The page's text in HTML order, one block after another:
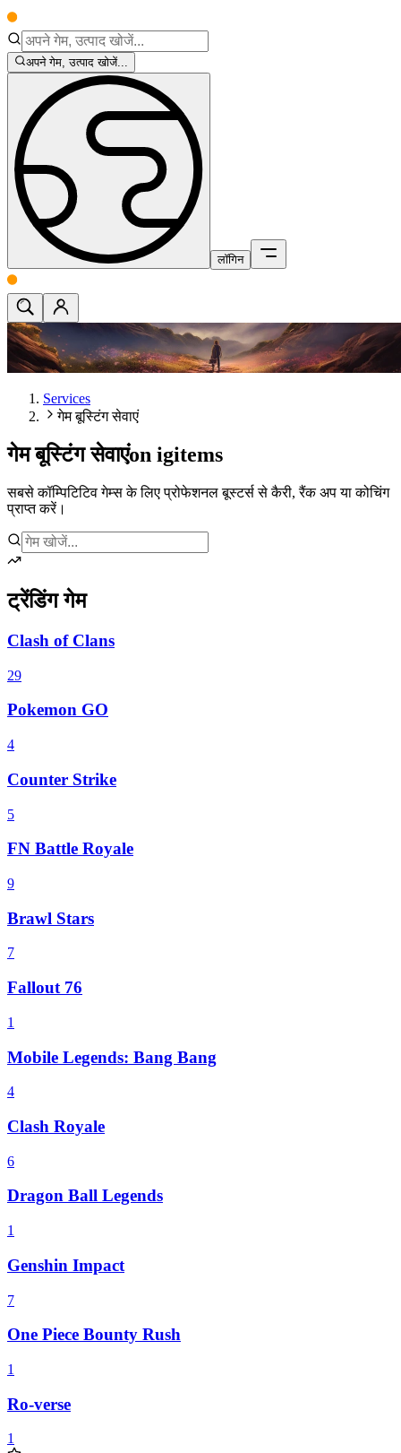
अपने गेम, उत्पाद खोजें...
लॉगिन
Services
गेम बूस्टिंग सेवाएं
गेम बूस्टिंग सेवाएंon igitems
सबसे कॉम्पिटिटिव गेम्स के लिए प्रोफेशनल बूस्टर्स से कैरी, रैंक अप या कोचिंग
प्राप्त करें।
ट्रेंडिंग गेम
Clash of Clans
29
Pokemon GO
4
Counter Strike
5
FN Battle Royale
9
Brawl Stars
7
Fallout 76
1
Mobile Legends: Bang Bang
4
Clash Royale
6
Dragon Ball Legends
1
Genshin Impact
7
One Piece Bounty Rush
1
Ro-verse
1